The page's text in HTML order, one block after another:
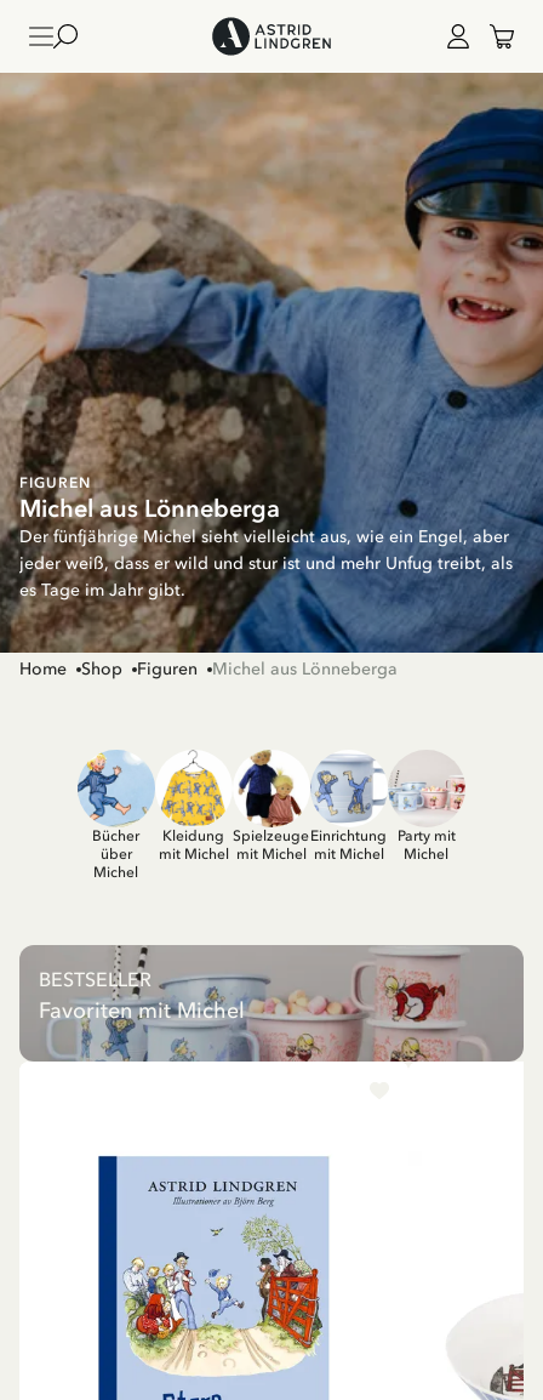
FIGUREN
Michel aus Lönneberga
Der fünfjährige Michel sieht vielleicht aus, wie ein Engel, aber
jeder weiß, dass er wild und stur ist und mehr Unfug treibt, als
es Tage im Jahr gibt.
Home Shop Figuren Michel aus Lönneberga
Bücher
über
Michel
Kleidung
mit Michel
Spielzeuge
mit Michel
Einrichtung
mit Michel
Party mit
Michel
BESTSELLER
Favoriten mit Michel